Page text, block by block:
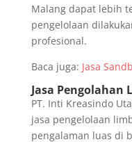
Malang dapat lebih
pengelolaan
profesional.
Baca juga: Jasa
Jasa Pengolahan
PT. Inti Kreasindo
jasa pengelolaan
pengalaman luas di